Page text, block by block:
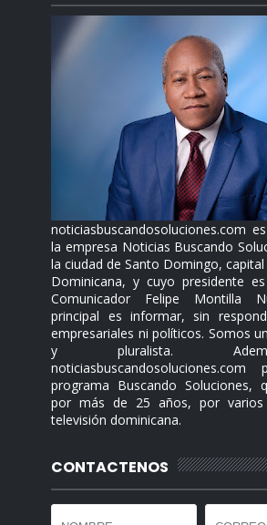
noticiasbuscandosoluciones.com
la empresa Noticias Buscando
la ciudad de Santo Domingo, capital
Dominicana, y cuyo presidente
Comunicador Felipe Montilla
principal es informar, sin
empresariales ni políticos. Somos
y pluralista.
noticiasbuscandosoluciones.com
programa Buscando Soluciones,
por más de 25 años, por varios
televisión dominicana.
CONTACTENOS